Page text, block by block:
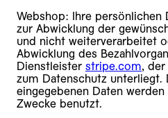
Webshop: Ihre persönlichen
zur Abwicklung der
und nicht weiterverarbeitet
Abwicklung des
Dienstleister stripe.com, der
zum Datenschutz unterliegt.
eingegebenen Daten
Zwecke benutzt.